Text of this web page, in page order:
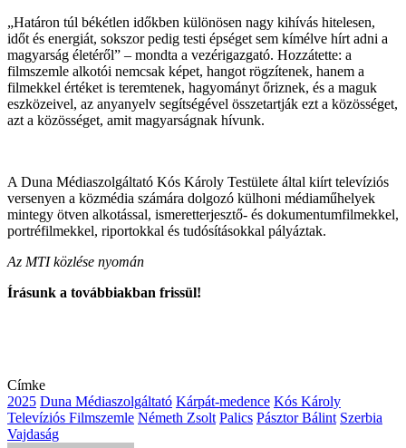
„Határon túl békétlen időkben különösen nagy kihívás hitelesen,
időt és energiát, sokszor pedig testi épséget sem kímélve hírt adni a
magyarság életéről” – mondta a vezérigazgató. Hozzátette: a
filmszemle alkotói nemcsak képet, hangot rögzítenek, hanem a
filmekkel értéket is teremtenek, hagyományt őriznek, és a maguk
eszközeivel, az anyanyelv segítségével összetartják ezt a közösséget,
azt a közösséget, amit magyarságnak hívunk.
A Duna Médiaszolgáltató Kós Károly Testülete által kiírt televíziós
versenyen a közmédia számára dolgozó külhoni médiaműhelyek
mintegy ötven alkotással, ismeretterjesztő- és dokumentumfilmekkel,
portréfilmekkel, riportokkal és tudósításokkal pályáztak.
Az MTI közlése nyomán
Írásunk a továbbiakban frissül!
Címke
2025 Duna Médiaszolgáltató Kárpát-medence Kós Károly
Televíziós Filmszemle Németh Zsolt Palics Pásztor Bálint Szerbia
Vajdaság